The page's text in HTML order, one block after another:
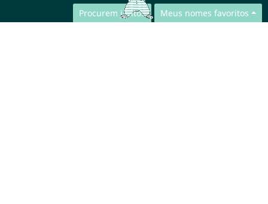
Procurem juntos Meus nomes favoritos